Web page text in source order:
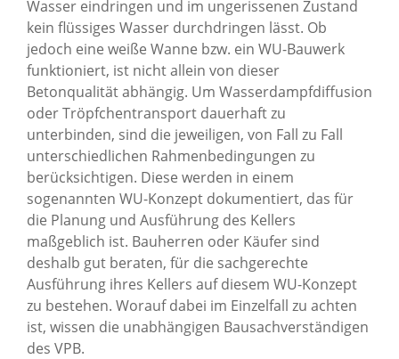
Wasser eindringen und im ungerissenen Zustand
kein flüssiges Wasser durchdringen lässt. Ob
jedoch eine weiße Wanne bzw. ein WU-Bauwerk
funktioniert, ist nicht allein von dieser
Betonqualität abhängig. Um Wasserdampfdiffusion
oder Tröpfchentransport dauerhaft zu
unterbinden, sind die jeweiligen, von Fall zu Fall
unterschiedlichen Rahmenbedingungen zu
berücksichtigen. Diese werden in einem
sogenannten WU-Konzept dokumentiert, das für
die Planung und Ausführung des Kellers
maßgeblich ist. Bauherren oder Käufer sind
deshalb gut beraten, für die sachgerechte
Ausführung ihres Kellers auf diesem WU-Konzept
zu bestehen. Worauf dabei im Einzelfall zu achten
ist, wissen die unabhängigen Bausachverständigen
des VPB.